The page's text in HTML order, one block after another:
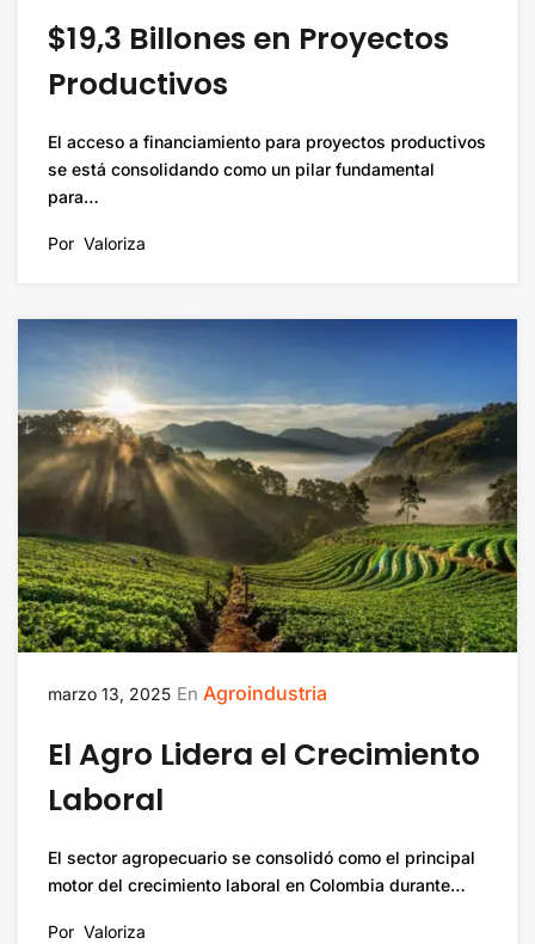
$19,3 Billones en Proyectos
Productivos
El acceso a financiamiento para proyectos productivos
se está consolidando como un pilar fundamental
para…
Por Valoriza
marzo 13, 2025 En Agroindustria
El Agro Lidera el Crecimiento
Laboral
El sector agropecuario se consolidó como el principal
motor del crecimiento laboral en Colombia durante…
Por Valoriza